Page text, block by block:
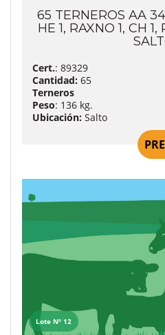
65 TERNEROS AA
HE 1, RAXNO 1, CH
Cert.: 89329
Cantidad: 65
Terneros
Peso: 136 kg.
Ubicación: Salto
Lote Nº 12